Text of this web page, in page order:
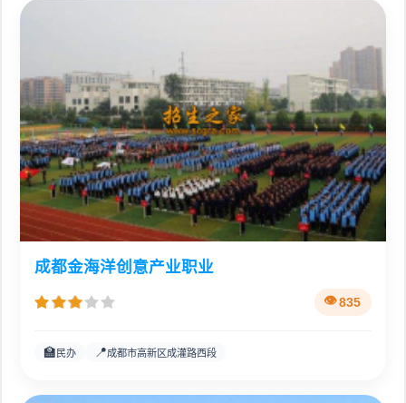
成都金海洋创意产业职业
835
🏫 民办 📍成都市高新区成灌路西段